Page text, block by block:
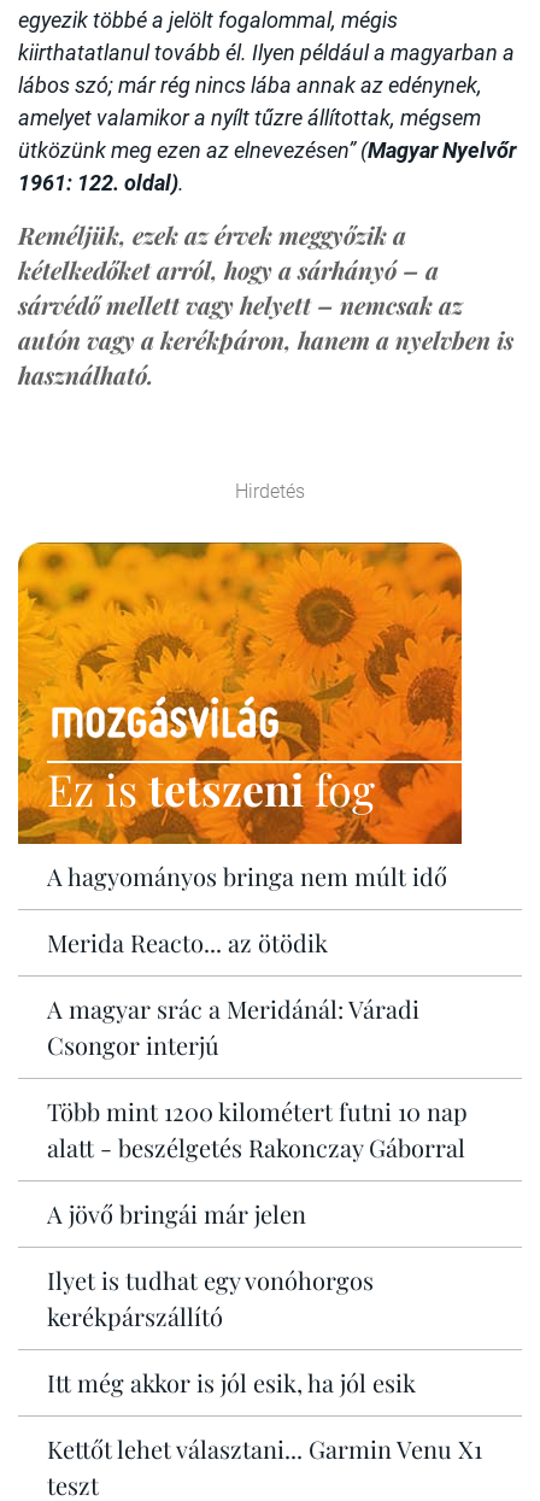
egyezik többé a jelölt fogalommal, mégis
kiirthatatlanul tovább él. Ilyen például a magyarban a
lábos szó; már rég nincs lába annak az edénynek,
amelyet valamikor a nyílt tűzre állítottak, mégsem
ütközünk meg ezen az elnevezésen” (Magyar Nyelvőr
1961: 122. oldal).
Reméljük, ezek az érvek meggyőzik a
kételkedőket arról, hogy a sárhányó – a
sárvédő mellett vagy helyett – nemcsak az
autón vagy a kerékpáron, hanem a nyelvben is
használható.
Hirdetés
Ez istetszenifog
A hagyományos bringa nem múlt idő
Merida Reacto... az ötödik
A magyar srác a Meridánál: Váradi
Csongor interjú
Több mint 1200 kilométert futni 10 nap
alatt - beszélgetés Rakonczay Gáborral
A jövő bringái már jelen
Ilyet is tudhat egy vonóhorgos
kerékpárszállító
Itt még akkor is jól esik, ha jól esik
Kettőt lehet választani... Garmin Venu X1
teszt